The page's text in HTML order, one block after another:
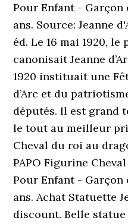
Pour Enfant -
ans. Source: Jeanne
éd. Le 16 mai 1920, le
canonisait Jeanne
1920 instituait une
d’Arc et du
députés. Il est grand
le tout au meilleur
Cheval du roi au
PAPO Figurine
Pour Enfant -
ans. Achat Statuette
discount. Belle statue